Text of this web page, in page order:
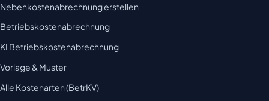
Nebenkostenabrechnung erstellen
Betriebskostenabrechnung
KI Betriebskostenabrechnung
Vorlage & Muster
Alle Kostenarten (BetrKV)